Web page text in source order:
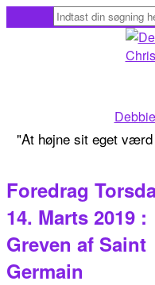
to
"At højne sit eget
Foredrag
14. Marts 2019 :
Greven af Saint
Germain